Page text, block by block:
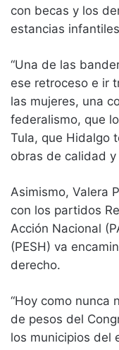
con becas y los
estancias
“Una de las
ese retroceso e ir
las mujeres, una
federalismo, que
Tula, que Hidalgo
obras de calidad y
Asimismo, Valera
con los partidos
Acción Nacional
(PESH) va
derecho.
“Hoy como nunca
de pesos del
los municipios del